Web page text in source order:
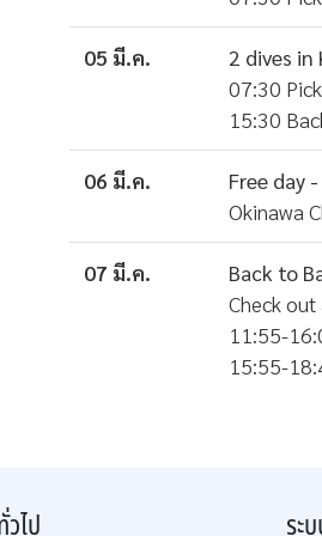
05 มี.ค.
2 dives in
07:30
15:30
06 มี.ค.
Free day
Okinawa
07 มี.ค.
Back to
Check
11:55-
15:55-
ไป ระ